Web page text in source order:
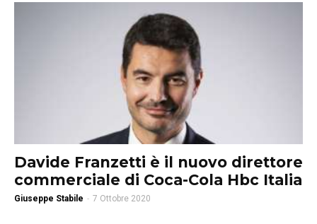
Davide Franzetti è il nuovo direttore
commerciale di Coca-Cola Hbc Italia
Giuseppe Stabile - 7 Ottobre 2020